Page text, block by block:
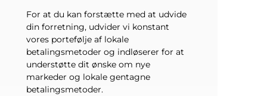
For at du kan forstætte med at udvide
din forretning, udvider vi konstant
vores portefølje af lokale
betalingsmetoder og indløserer for at
understøtte dit ønske om nye
markeder og lokale gentagne
betalingsmetoder.